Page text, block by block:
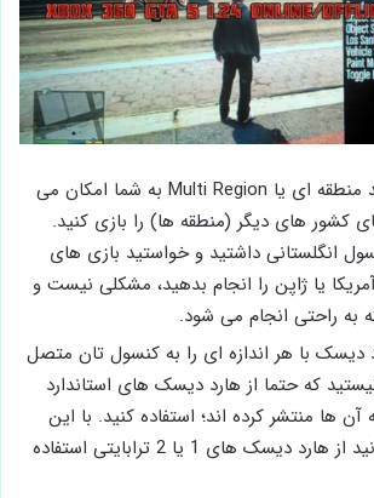
حالت بازی چند منطقه ای یا Multi Region به شما امکان می
کشور های دیگر (منطقه ها) را بازی کنید.
انگلستانی داشتید و ‌خواستید بازی‌ های
یا ژاپن را انجام بدهید، مشکلی نیست و
به راحتی انجام می‌ شود.
دیسک با هر اندازه ای را به کنسول تان متصل
که حتما از هارد دیسک های استاندارد
ها منتشر کرده اند؛ استفاده کنید. با این
اوصاف می توانید از هارد دیسک های 1 یا 2 ترابایتی استفاده